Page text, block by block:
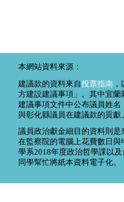
本網站資料來源：
建議款的資料來自投票指南
方建設建議事項」。其中宜
建議事項文件中公布議員姓
與彰化縣議員在建議款的貢獻。
議員政治獻金細目的資料則
在監察院的電腦上花費數日
學系2018年度政治哲學課以
同學幫忙將紙本資料電子化。